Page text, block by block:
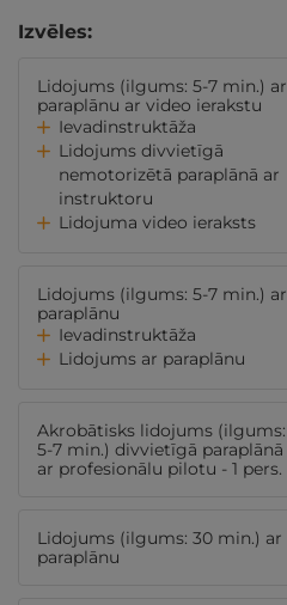
Izvēles:
Lidojums (ilgums: 5-7 min.) ar
paraplānu ar video ierakstu
Ievadinstruktāža
Lidojums divvietīgā
nemotorizētā paraplānā ar
instruktoru
Lidojuma video ieraksts
Lidojums (ilgums: 5-7 min.) ar
paraplānu
Ievadinstruktāža
Lidojums ar paraplānu
Akrobātisks lidojums (ilgums:
5-7 min.) divvietīgā paraplānā
ar profesionālu pilotu - 1 pers.
Lidojums (ilgums: 30 min.) ar
paraplānu